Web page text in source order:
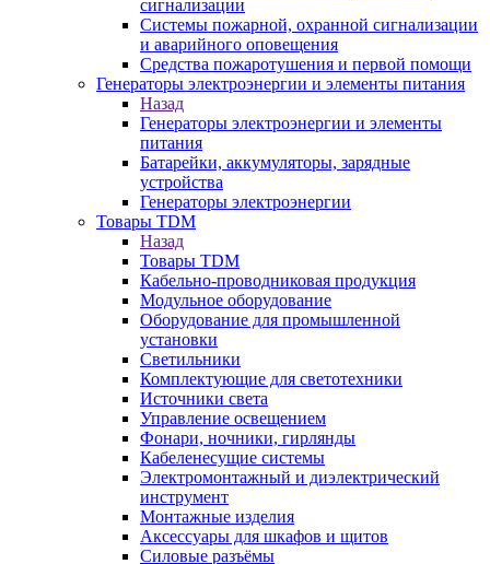
сигнализации
Системы пожарной, охранной сигнализации
и аварийного оповещения
Средства пожаротушения и первой помощи
Генераторы электроэнергии и элементы питания
Назад
Генераторы электроэнергии и элементы
питания
Батарейки, аккумуляторы, зарядные
устройства
Генераторы электроэнергии
Товары TDM
Назад
Товары TDM
Кабельно-проводниковая продукция
Модульное оборудование
Оборудование для промышленной
установки
Светильники
Комплектующие для светотехники
Источники света
Управление освещением
Фонари, ночники, гирлянды
Кабеленесущие системы
Электромонтажный и диэлектрический
инструмент
Монтажные изделия
Аксессуары для шкафов и щитов
Силовые разъёмы